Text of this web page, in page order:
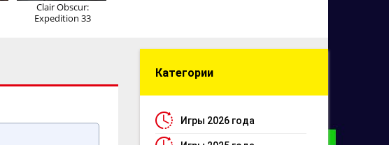
Clair Obscur:
Expedition 33
Категории
Игры 2026 года